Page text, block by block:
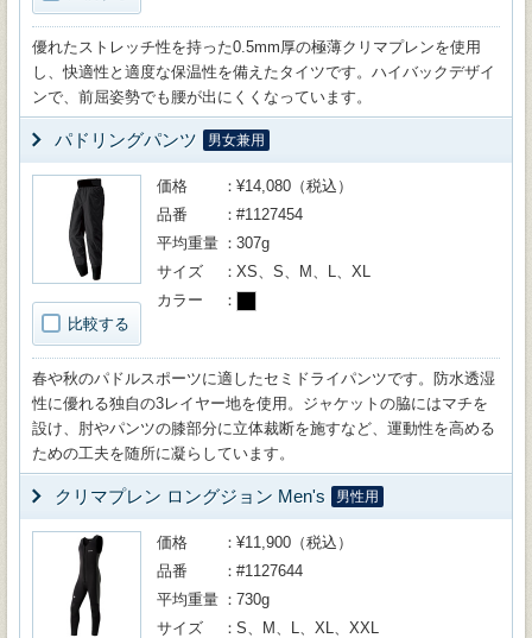
優れたストレッチ性を持った0.5mm厚の極薄クリマプレンを使用
し、快適性と適度な保温性を備えたタイツです。ハイバックデザイ
ンで、前屈姿勢でも腰が出にくくなっています。
パドリングパンツ 男女兼用
比較する
価格
¥14,080（税込）
品番
#1127454
平均重量
307g
サイズ
XS、S、M、L、XL
カラー
春や秋のパドルスポーツに適したセミドライパンツです。防水透湿
性に優れる独自の3レイヤー地を使用。ジャケットの脇にはマチを
設け、肘やパンツの膝部分に立体裁断を施すなど、運動性を高める
ための工夫を随所に凝らしています。
クリマプレン ロングジョン Men's 男性用
価格
¥11,900（税込）
品番
#1127644
平均重量
730g
サイズ
S、M、L、XL、XXL